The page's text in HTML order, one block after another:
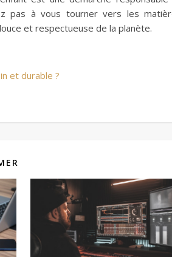
pas à vous tourner vers les
et respectueuse de la planète.
et durable ?